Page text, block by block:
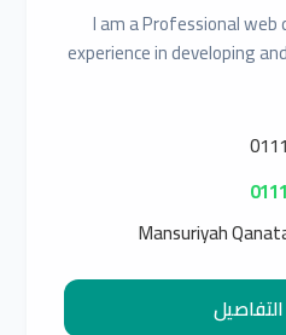
I am a Professional
experience in developing
Mansuriyah